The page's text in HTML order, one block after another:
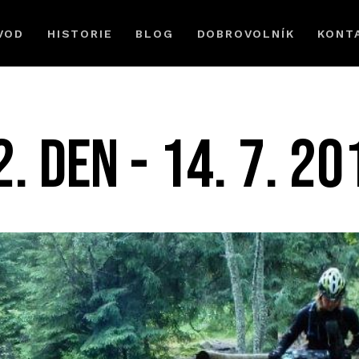
HISTORIE BLOG DOBROVOLNÍK
DEN - 14. 7.